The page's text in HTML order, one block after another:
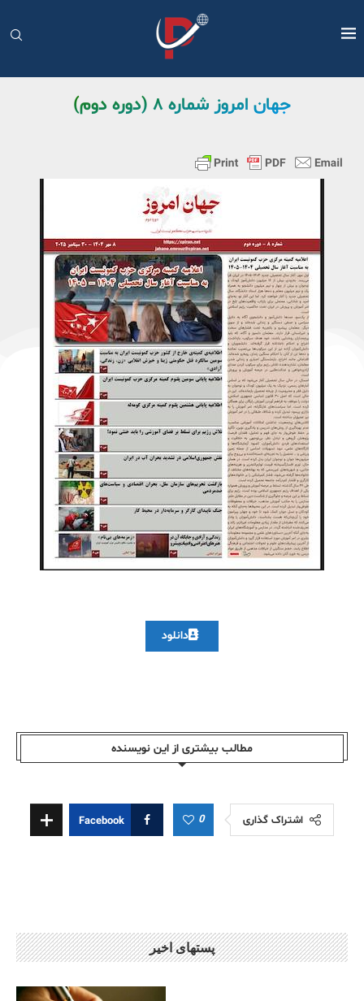
جهان امروز شماره ۸ (دوره دوم)
دانلود
مطالب بیشتری از این نویسندە
اشتراک گذاری 0
Facebook
پستهای اخیر